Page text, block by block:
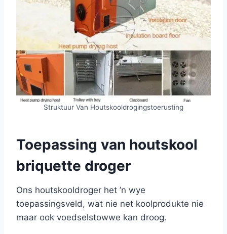
Struktuur Van Houtskooldrogingstoerusting
Toepassing van houtskool
briquette droger
Ons houtskooldroger het ’n wye
toepassingsveld, wat nie net koolprodukte nie
maar ook voedselstowwe kan droog.